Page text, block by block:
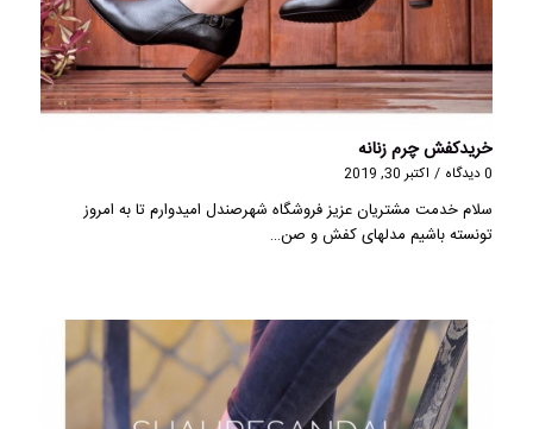
خریدکفش چرم زنانه
0 دیدگاه / اکتبر 30, 2019
سلام خدمت مشتریان عزیز فروشگاه شهرصندل امیدوارم تا به امروز
تونسته باشیم مدلهای کفش و صن…